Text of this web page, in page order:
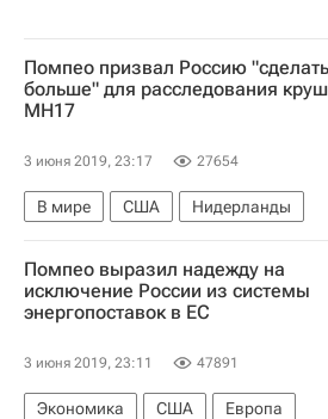
Помпео призвал Россию "сделать
больше" для расследования
MH17
3 июня 2019, 23:17 27654
В мире США
Нидерланды
Крушение малайзийского Boeing
Майк Помпео
Помпео выразил надежду на
исключение России из системы
энергопоставок в ЕС
3 июня 2019, 23:11 47891
Экономика США
Европа